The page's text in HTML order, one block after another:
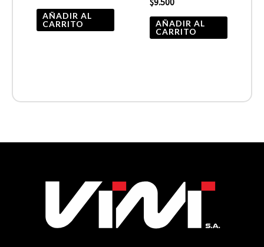
AÑADIR AL
CARRITO
AÑADIR AL
CARRITO